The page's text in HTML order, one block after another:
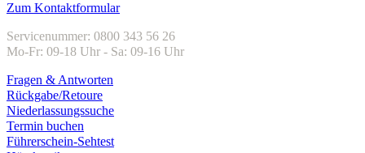
Zum Kontaktformular
Servicenummer: 0800 343 56 26
Mo-Fr: 09-18 Uhr - Sa: 09-16 Uhr
Fragen & Antworten
Rückgabe/Retoure
Niederlassungssuche
Termin buchen
Führerschein-Sehtest